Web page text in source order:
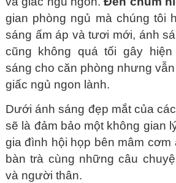
gian phòng ngủ mà chúng tôi
sáng ấm áp và tươi mới, ánh
cũng không quá tối gây
sáng cho căn phòng nhưng
giấc ngủ ngon lành.
Dưới ánh sáng đẹp mắt của
sẽ là đảm bảo một không gian
gia đình hội họp bên mâm cơm
bàn trà cùng những câu
và người thân.